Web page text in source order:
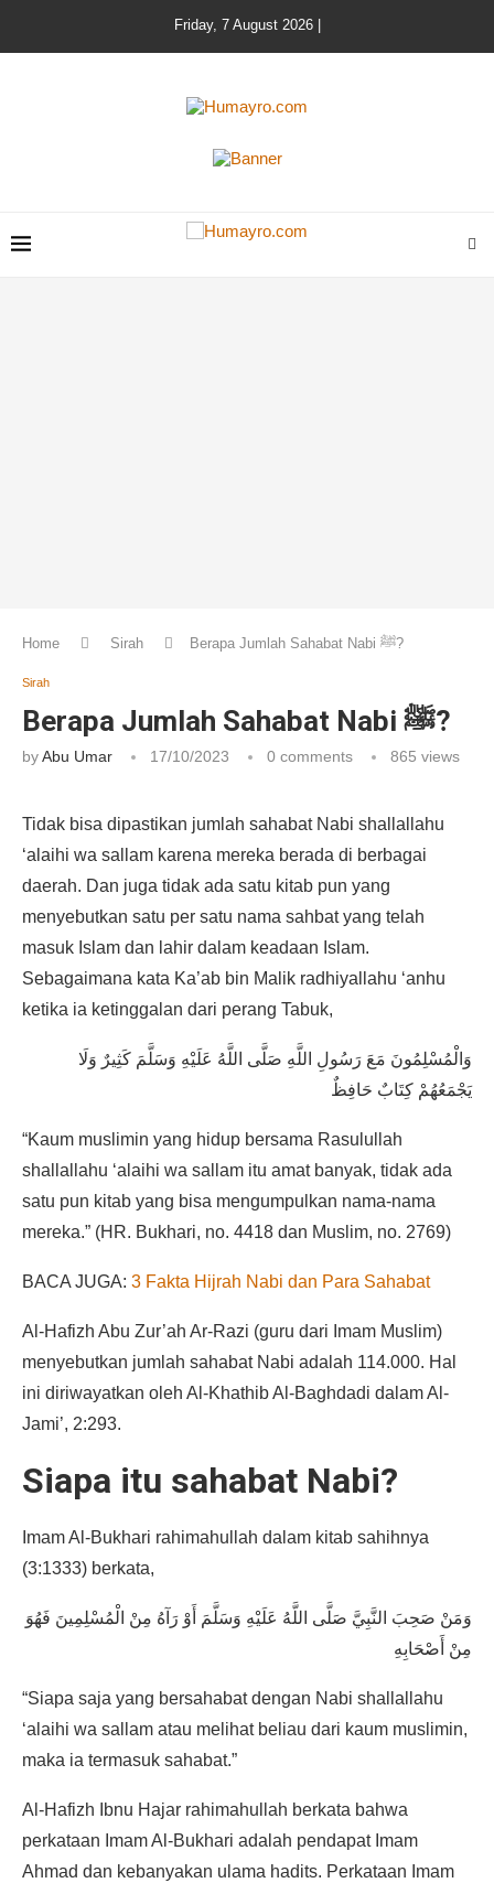
Friday, 7 August 2026 |
Home Sirah Berapa Jumlah Sahabat Nabi ﷺ?
Sirah
Berapa Jumlah Sahabat Nabi ﷺ?
byAbu Umar 17/10/2023 0 comments 865 views
Tidak bisa dipastikan jumlah sahabat Nabi shallallahu
‘alaihi wa sallam karena mereka berada di berbagai
daerah. Dan juga tidak ada satu kitab pun yang
menyebutkan satu per satu nama sahbat yang telah
masuk Islam dan lahir dalam keadaan Islam.
Sebagaimana kata Ka’ab bin Malik radhiyallahu ‘anhu
ketika ia ketinggalan dari perang Tabuk,
وَالْمُسْلِمُونَ مَعَ رَسُولِ اللَّهِ صَلَّى اللَّهُ عَلَيْهِ وَسَلَّمَ كَثِيرٌ وَلَا
يَجْمَعُهُمْ كِتَابٌ حَافِظٌ
“Kaum muslimin yang hidup bersama Rasulullah
shallallahu ‘alaihi wa sallam itu amat banyak, tidak ada
satu pun kitab yang bisa mengumpulkan nama-nama
mereka.” (HR. Bukhari, no. 4418 dan Muslim, no. 2769)
BACA JUGA: 3 Fakta Hijrah Nabi dan Para Sahabat
Al-Hafizh Abu Zur’ah Ar-Razi (guru dari Imam Muslim)
menyebutkan jumlah sahabat Nabi adalah 114.000. Hal
ini diriwayatkan oleh Al-Khathib Al-Baghdadi dalam Al-
Jami’, 2:293.
Siapa itu sahabat Nabi?
Imam Al-Bukhari rahimahullah dalam kitab sahihnya
(3:1333) berkata,
وَمَنْ صَحِبَ النَّبِيَّ صَلَّى اللَّهُ عَلَيْهِ وَسَلَّمَ أَوْ رَآهُ مِنْ الْمُسْلِمِينَ فَهُوَ
مِنْ أَصْحَابِهِ
“Siapa saja yang bersahabat dengan Nabi shallallahu
‘alaihi wa sallam atau melihat beliau dari kaum muslimin,
maka ia termasuk sahabat.”
Al-Hafizh Ibnu Hajar rahimahullah berkata bahwa
perkataan Imam Al-Bukhari adalah pendapat Imam
Ahmad dan kebanyakan ulama hadits. Perkataan Imam